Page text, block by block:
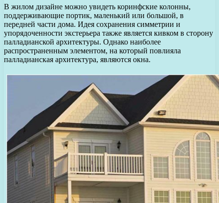
В жилом дизайне можно увидеть коринфские колонны,
поддерживающие портик, маленький или большой, в
передней части дома. Идея сохранения симметрии и
упорядоченности экстерьера также является кивком в сторону
палладианской архитектуры. Однако наиболее
распространенным элементом, на который повлияла
палладианская архитектура, являются окна.